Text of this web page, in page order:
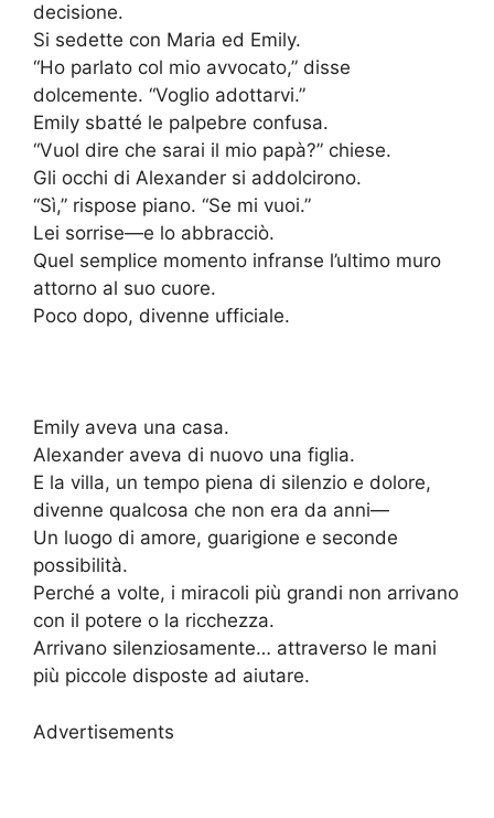
decisione.
Si sedette con Maria ed Emily.
“Ho parlato col mio avvocato,” disse
dolcemente. “Voglio adottarvi.”
Emily sbatté le palpebre confusa.
“Vuol dire che sarai il mio papà?” chiese.
Gli occhi di Alexander si addolcirono.
“Sì,” rispose piano. “Se mi vuoi.”
Lei sorrise—e lo abbracciò.
Quel semplice momento infranse l’ultimo muro
attorno al suo cuore.
Poco dopo, divenne ufficiale.
Emily aveva una casa.
Alexander aveva di nuovo una figlia.
E la villa, un tempo piena di silenzio e dolore,
divenne qualcosa che non era da anni—
Un luogo di amore, guarigione e seconde
possibilità.
Perché a volte, i miracoli più grandi non arrivano
con il potere o la ricchezza.
Arrivano silenziosamente… attraverso le mani
più piccole disposte ad aiutare.
Advertisements